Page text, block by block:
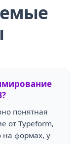
понятная
от Typeform,
на формах, у